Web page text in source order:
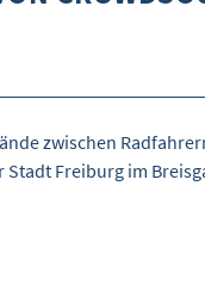
GUROM
zwischen
Freiburg im